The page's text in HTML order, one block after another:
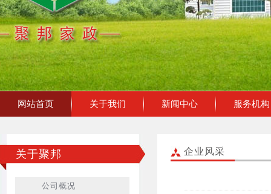
网站首页 关于我们 新闻中心 服务机构
关于聚邦
公司概况
企业风采